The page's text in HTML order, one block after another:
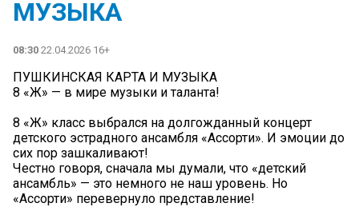
МУЗЫКА
08:30 22.04.2026 16+
ПУШКИНСКАЯ КАРТА И МУЗЫКА
8 «Ж» — в мире музыки и таланта!
8 «Ж» класс выбрался на долгожданный концерт
детского эстрадного ансамбля «Ассорти». И эмоции до
сих пор зашкаливают!
Честно говоря, сначала мы думали, что «детский
ансамбль» — это немного не наш уровень. Но
«Ассорти» перевернуло представление!